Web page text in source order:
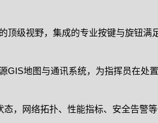
顶级视野，集成的专业按键与旋钮满
GIS地图与通讯系统，为指挥员在处
态，网络拓扑、性能指标、安全告警